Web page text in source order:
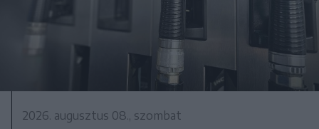
2026. augusztus 08., szombat